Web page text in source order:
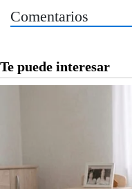
Comentarios